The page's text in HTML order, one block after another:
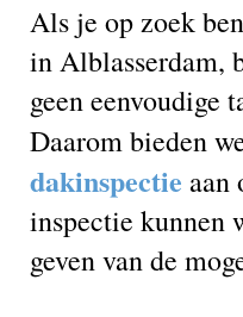
Als je op zoek
in Alblasserdam,
geen eenvoudige
Daarom bieden
dakinspectie aan
inspectie kunnen
geven van de